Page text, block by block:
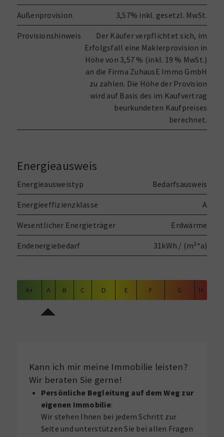
Außenprovision 3,57% inkl. gesetzl. MwSt.
Provisionshinweis
Der Käufer verpflichtet sich, im
Erfolgsfall eine Maklerprovision in
Höhe von 3,57 % (inkl. 19 % MwSt.)
an die Firma ZuhausE Immo GmbH
zu zahlen. Die Höhe der Provision
wird auf Basis des im Kaufvertrag
beurkundeten Kaufpreises
berechnet.
Energieausweis
Energieausweistyp Bedarfsausweis
Energieeffizienzklasse A
Wesentlicher Energieträger Erdwärme
Endenergiebedarf 31kWh / (m²*a)
A+ A B C D E F G H
Kann ich mir meine Immobilie leisten?
Wir beraten Sie gerne!
Persönliche Begleitung auf dem Weg zur
eigenen Immobilie:
Wir stehen Ihnen bei jedem Schritt zur
Seite und unterstützen Sie bei allen Fragen